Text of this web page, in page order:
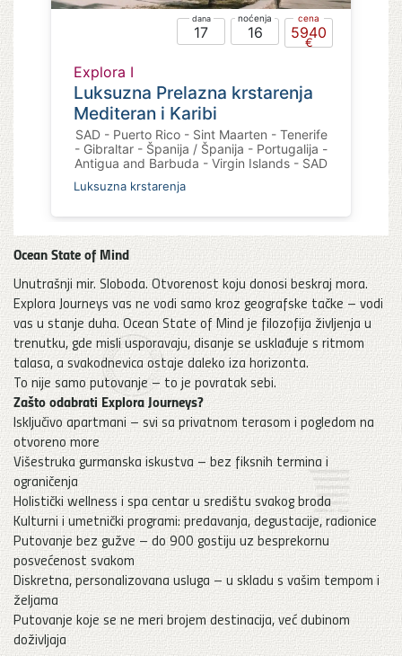
Ocean State of Mind
Unutrašnji mir. Sloboda. Otvorenost koju donosi beskraj mora.
Explora Journeys vas ne vodi samo kroz geografske tačke – vodi
vas u stanje duha. Ocean State of Mind je filozofija življenja u
trenutku, gde misli usporavaju, disanje se usklađuje s ritmom
talasa, a svakodnevica ostaje daleko iza horizonta.
To nije samo putovanje – to je povratak sebi.
Zašto odabrati Explora Journeys?
Isključivo apartmani – svi sa privatnom terasom i pogledom na
otvoreno more
Višestruka gurmanska iskustva – bez fiksnih termina i
ograničenja
Holistički wellness i spa centar u središtu svakog broda
Kulturni i umetnički programi: predavanja, degustacije, radionice
Putovanje bez gužve – do 900 gostiju uz besprekornu
posvećenost svakom
Diskretna, personalizovana usluga – u skladu s vašim tempom i
željama
Putovanje koje se ne meri brojem destinacija, već dubinom
doživljaja